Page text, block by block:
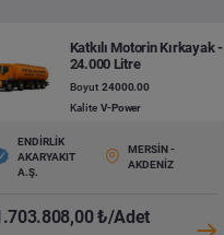
Katkılı Motorin Kırkayak -
24.000 Litre
Boyut 24000.00
Kalite V-Power
ENDİRLİK
AKARYAKIT
A.Ş.
MERSİN -
AKDENİZ
₺/Adet